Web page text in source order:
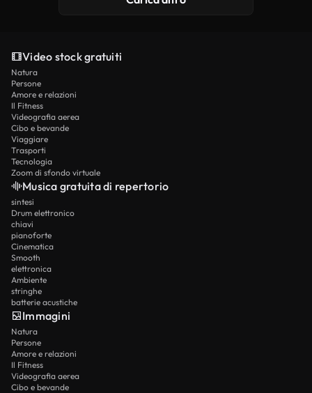
Video stock gratuiti
Natura
Persone
Amore e relazioni
Il Fitness
Videografia aerea
Cibo e bevande
Viaggiare
Trasporti
Tecnologia
Zoom di sfondo virtuale
Musica gratuita di repertorio
sintesi
Drum elettronico
chiavi
pianoforte
Cinematica
Smooth
elettronica
Ambiente
stringhe
batterie acustiche
Immagini
Natura
Persone
Amore e relazioni
Il Fitness
Videografia aerea
Cibo e bevande